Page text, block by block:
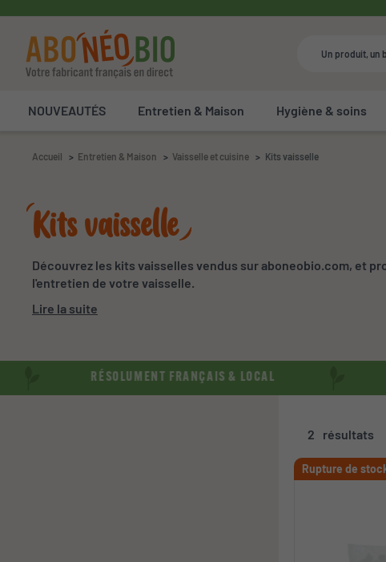
NOUVEAUTÉS Entretien & Maison Hygiène & soins
Accueil Entretien & Maison Vaisselle et cuisine Kits vaisselle
Kits vaisselle
Découvrez les kits vaisselles vendus sur aboneobio.com, et
l'entretien de votre vaisselle.
Lire la suite
RÉSOLUMENT FRANÇAIS & LOCAL
2 résultats
Rupture de